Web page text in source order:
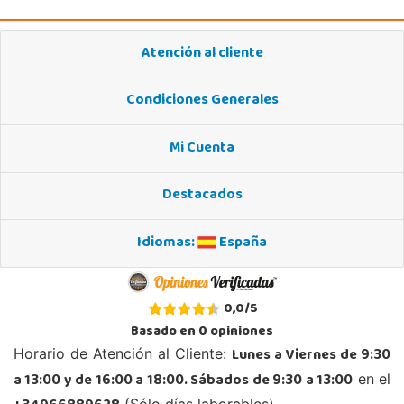
Localizar Tienda
STOCK DISPONIBLE
18100, Armilla
STOCK DISPONIBLE
Juguetilandia Barakaldo
Centro comercial Max Center Barrio, Kareaga K., s/n Planta 1 Local LC3
48903, Barakaldo
946095553
Localizar Tienda
Atención al cliente
Condiciones Generales
Mi Cuenta
Destacados
Idiomas:
España
0,0/5
Basado en0opiniones
Horario de Atención al Cliente: Lunes a Viernes de 9:30
a 13:00 y de 16:00 a 18:00. Sábados de 9:30 a 13:00 en el